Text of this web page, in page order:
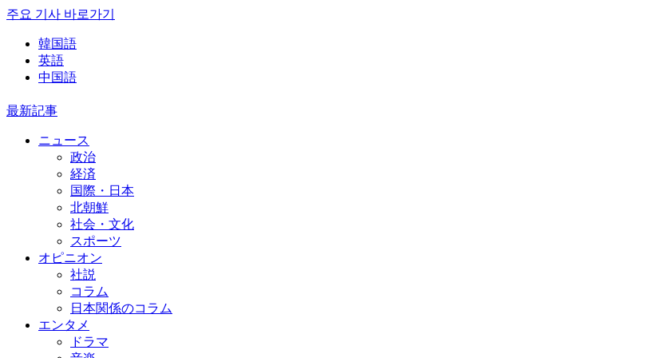
주요 기사 바로가기
韓国語
英語
中国語
最新記事
ニュース
政治
経済
国際・日本
北朝鮮
社会・文化
スポーツ
オピニオン
社説
コラム
日本関係のコラム
エンタメ
ドラマ